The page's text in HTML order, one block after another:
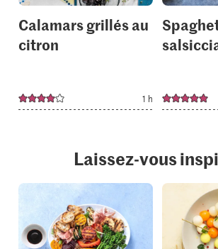
Calamars grillés au
citron
1 h
Laissez-vous